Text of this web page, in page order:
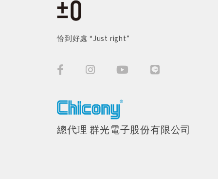
恰到好處 “Just right”
總代理 群光電子股份有限公司